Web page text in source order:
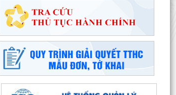
2035
Khơi dậy tiềm năng, phát huy sức mạnh kinh tế
tư nhân tại đặc khu Cát Hải
Đặc khu Cát Hải quyết tâm thực hiện thắng lợi
Nghị quyết số 11-NQ/TU, tạo động lực tăng